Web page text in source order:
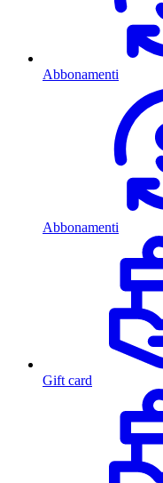
Abbonamenti
Abbonamenti
Gift card